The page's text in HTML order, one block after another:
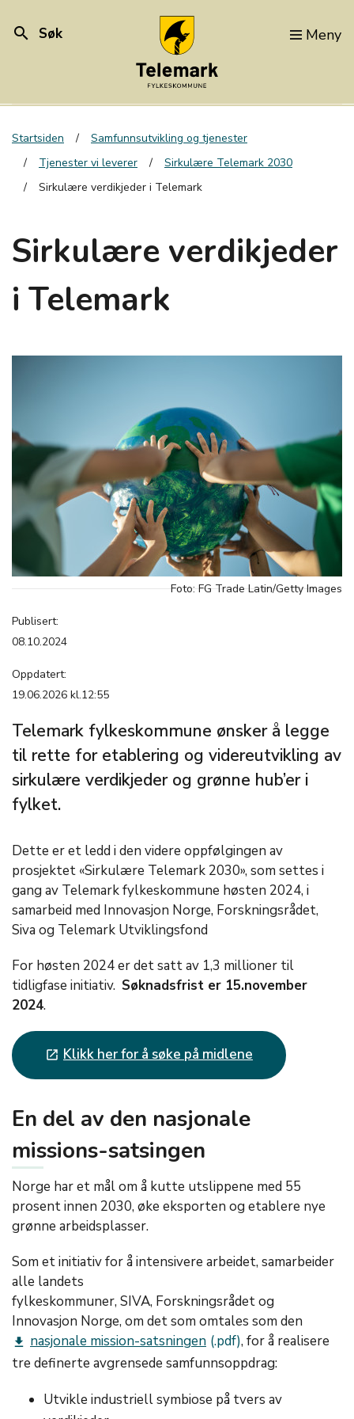
search Søk Meny
Startsiden
Samfunnsutvikling og tjenester
Tjenester vi leverer
Sirkulære Telemark 2030
Sirkulære verdikjeder i Telemark
Sirkulære verdikjeder
i Telemark
Foto: FG Trade Latin/Getty Images
Publisert:
08.10.2024
Oppdatert:
19.06.2026 kl.12:55
Telemark fylkeskommune ønsker å legge
til rette for etablering og videreutvikling av
sirkulære verdikjeder og grønne hub’er i
fylket.
Dette er et ledd i den videre oppfølgingen av
prosjektet «Sirkulære Telemark 2030», som settes i
gang av Telemark fylkeskommune høsten 2024, i
samarbeid med Innovasjon Norge, Forskningsrådet,
Siva og Telemark Utviklingsfond
For høsten 2024 er det satt av 1,3 millioner til
tidligfase initiativ. Søknadsfrist er 15.november
2024.
launch Klikk her for å søke på midlene
En del av den nasjonale
missions-satsingen
Norge har et mål om å kutte utslippene med 55
prosent innen 2030, øke eksporten og etablere nye
grønne arbeidsplasser.
Som et initiativ for å intensivere arbeidet, samarbeider
alle landets
fylkeskommuner, SIVA, Forskningsrådet og
Innovasjon Norge, om det som omtales som den
get_app nasjonale mission-satsningen
, for å realisere
tre definerte avgrensede samfunnsoppdrag:
Utvikle industriell symbiose på tvers av